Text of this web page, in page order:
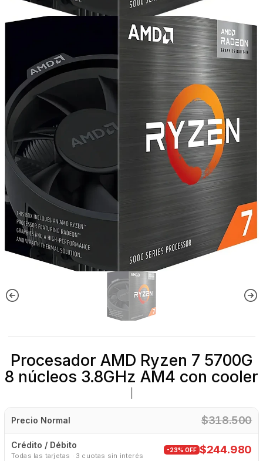
Procesador AMD Ryzen 7 5700G
8 núcleos 3.8GHz AM4 con cooler
Precio Normal $318.500
Crédito / Débito
Todas las tarjetas · 3 cuotas sin interés
-23% OFF $244.980